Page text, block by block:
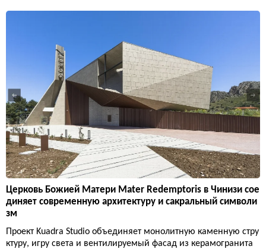
Церковь Божией Матери Mater Redemptoris в Чинизи сое
диняет современную архитектуру и сакральный символи
зм
Проект Kuadra Studio объединяет монолитную каменную стру
ктуру, игру света и вентилируемый фасад из керамогранита